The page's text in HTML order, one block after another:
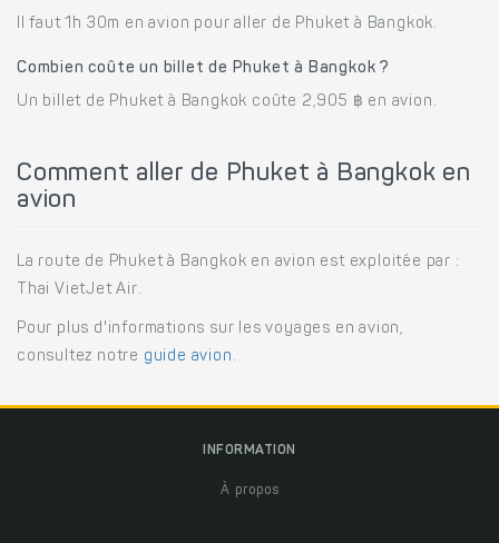
Il faut 1h 30m en avion pour aller de Phuket à Bangkok.
Combien coûte un billet de Phuket à Bangkok ?
Un billet de Phuket à Bangkok coûte 2,905 ฿ en avion.
Comment aller de Phuket à Bangkok en
avion
La route de Phuket à Bangkok en avion est exploitée par :
Thai VietJet Air.
Pour plus d'informations sur les voyages en avion,
consultez notre guide avion .
INFORMATION
À propos